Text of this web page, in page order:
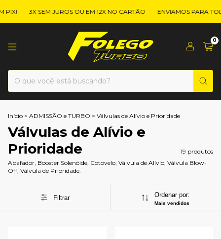
3X SEM JUROS OU EM 12X NO CARTÃO ENVIAMOS PARA
0
Início > ADMISSÃO e TURBO > Válvulas de Alívio e Prioridade
Válvulas de Alívio e
Prioridade
19 produtos
Abafador, Booster Solenóide, Cotovelo, Válvula de Alívio, Válvula Blow-
Off, Válvula de Prioridade.
Filtrar Ordenar por:
Mais vendidos